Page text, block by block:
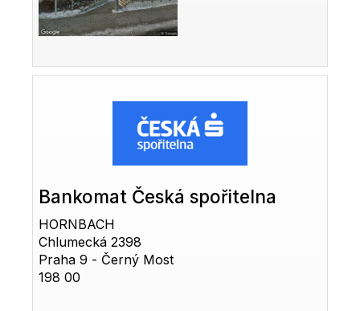
Bankomat Česká spořitelna
HORNBACH
Chlumecká 2398
Praha 9 - Černý Most
198 00